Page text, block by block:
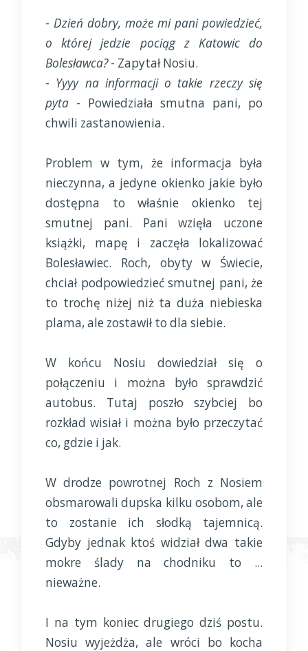
- Dzień dobry, może mi pani powiedzieć,
o której jedzie pociąg z Katowic do
Bolesławca?- Zapytał Nosiu.
- Yyyy na informacji o takie rzeczy się
pyta - Powiedziała smutna pani, po
chwili zastanowienia.
Problem w tym, że informacja była
nieczynna, a jedyne okienko jakie było
dostępna to właśnie okienko tej
smutnej pani. Pani wzięła uczone
książki, mapę i zaczęła lokalizować
Bolesławiec. Roch, obyty w Świecie,
chciał podpowiedzieć smutnej pani, że
to trochę niżej niż ta duża niebieska
plama, ale zostawił to dla siebie.
W końcu Nosiu dowiedział się o
połączeniu i można było sprawdzić
autobus. Tutaj poszło szybciej bo
rozkład wisiał i można było przeczytać
co, gdzie i jak.
W drodze powrotnej Roch z Nosiem
obsmarowali dupska kilku osobom, ale
to zostanie ich słodką tajemnicą.
Gdyby jednak ktoś widział dwa takie
mokre ślady na chodniku to ...
nieważne.
I na tym koniec drugiego dziś postu.
Nosiu wyjeżdża, ale wróci bo kocha